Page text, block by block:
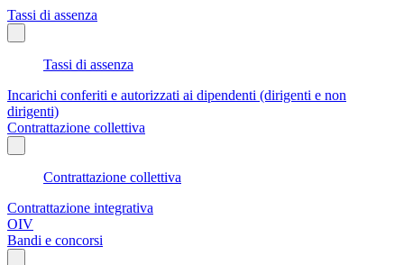
Tassi di assenza
Tassi di assenza
Incarichi conferiti e autorizzati ai dipendenti (dirigenti e non
dirigenti)
Contrattazione collettiva
Contrattazione collettiva
Contrattazione integrativa
OIV
Bandi e concorsi